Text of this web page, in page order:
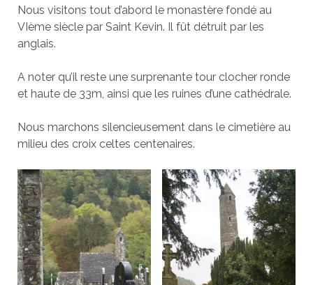
Nous visitons tout d’abord le monastère fondé au
VIème siècle par Saint Kevin. Il fût détruit par les
anglais.
A noter qu’il reste une surprenante tour clocher ronde
et haute de 33m, ainsi que les ruines d’une cathédrale.
Nous marchons silencieusement dans le cimetière au
milieu des croix celtes centenaires.